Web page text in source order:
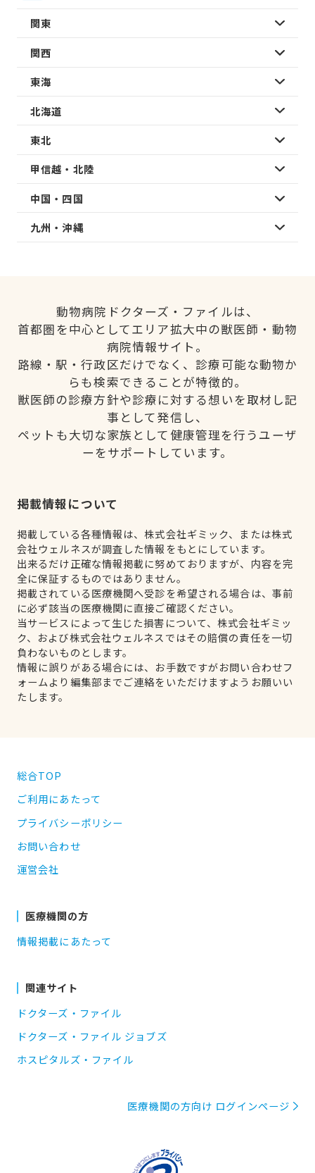
関東
関西
東海
北海道
東北
甲信越・北陸
中国・四国
九州・沖縄
動物病院ドクターズ・ファイルは、
首都圏を中心としてエリア拡大中の獣医師・動物
病院情報サイト。
路線・駅・行政区だけでなく、診療可能な動物か
らも検索できることが特徴的。
獣医師の診療方針や診療に対する想いを取材し記
事として発信し、
ペットも大切な家族として健康管理を行うユーザ
ーをサポートしています。
掲載情報について
掲載している各種情報は、株式会社ギミック、または株式
会社ウェルネスが調査した情報をもとにしています。
出来るだけ正確な情報掲載に努めておりますが、内容を完
全に保証するものではありません。
掲載されている医療機関へ受診を希望される場合は、事前
に必ず該当の医療機関に直接ご確認ください。
当サービスによって生じた損害について、株式会社ギミッ
ク、および株式会社ウェルネスではその賠償の責任を一切
負わないものとします。
情報に誤りがある場合には、お手数ですがお問い合わせフ
ォームより編集部までご連絡をいただけますようお願いい
たします。
総合TOP
ご利用にあたって
プライバシーポリシー
お問い合わせ
運営会社
医療機関の方
情報掲載にあたって
関連サイト
ドクターズ・ファイル
ドクターズ・ファイル ジョブズ
ホスピタルズ・ファイル
医療機関の方向け ログインページ